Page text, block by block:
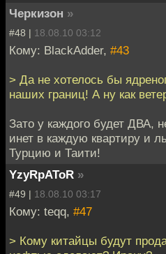
Черкизон »
#48 | 18.08.10 03:12
Кому: BlackAdder, #43
> Да не хотелось бы
наших границ! А ну как
Зато у каждого будет ДВА,
инет в каждую квартиру и
Турцию и Таити!
YzyRpAToR »
#49 | 18.08.10 03:17
Кому: teqq, #47
> Кому китайцы будут